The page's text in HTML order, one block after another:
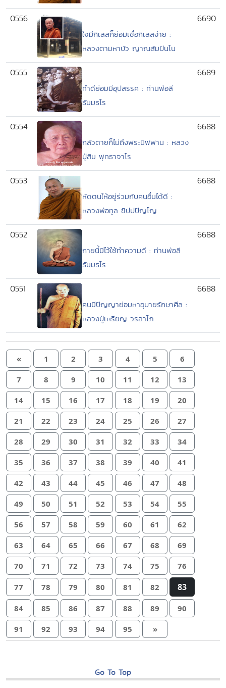
0556
ใจมีกิเลสก็ย่อมเชื่อกิเลสง่าย :
หลวงตามหาบัว ญาณสัมปันโน
6690
0555
ทำดีย่อมมีอุปสรรค : ท่านพ่อลี
ธัมมธโร
6689
0554
กลัวตายก็ไม่ถึงพระนิพพาน : หลวง
ปู่สิม พุทธาจาโร
6688
0553
หัดตนให้อยู่ร่วมกับคนอื่นได้ดี :
หลวงพ่อทูล ขิปปปัญโญ
6688
0552
กายนี้มีไว้ใช้ทำความดี : ท่านพ่อลี
ธัมมธโร
6688
0551
คนมีปัญญาย่อมหาอุบายรักษาศีล :
หลวงปู่เหรียญ วรลาโภ
6688
« 1 2 3 4 5 6
7 8 9 10 11 12 13
14 15 16 17 18 19 20
21 22 23 24 25 26 27
28 29 30 31 32 33 34
35 36 37 38 39 40 41
42 43 44 45 46 47 48
49 50 51 52 53 54 55
56 57 58 59 60 61 62
63 64 65 66 67 68 69
70 71 72 73 74 75 76
77 78 79 80 81 82 83
84 85 86 87 88 89 90
91 92 93 94 95 »
Go To Top